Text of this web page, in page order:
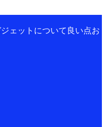
ェットについて良い点お